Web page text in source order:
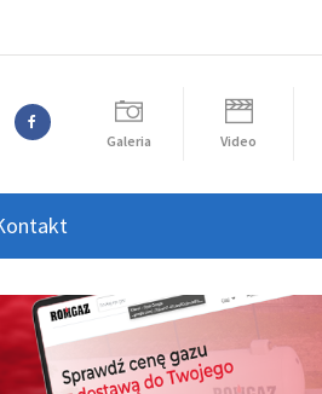
Galeria Video